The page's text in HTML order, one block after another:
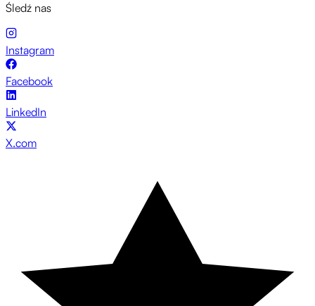
Śledź nas
Instagram
Facebook
LinkedIn
X.com